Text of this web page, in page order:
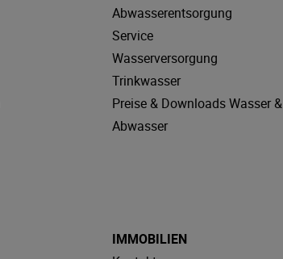
Abwasserentsorgung
Service
Wasserversorgung
Trinkwasser
Preise & Downloads Wasser &
Abwasser
IMMOBILIEN